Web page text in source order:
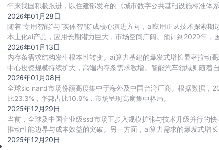
年来我国积极跟进，以住建部发布的《城市数字公共基础设施标准体
（bim）、地理信息系统（gis）、城市白模、
2026年01月28日
随着“专用智能”与“实体智能”成核心演进方向，ai应用正从技术探索
本土化ai产品，应用长期潜力巨大，市场空间广阔。预计到2029年，
2026年01月13日
内存条需求结构发生根本性转变。ai算力基建的爆发式增长显著拉动
中心投资规模持续扩大，高端内存条需求激增。智能汽车领域则随
游戏本、工作站等场景加速渗
2026年01月08日
全球slc nand市场份额高度集中于海外及中国台湾厂商。根据数据
比23.3%，华邦占比10.9%，市场呈现高度集中格局。
2025年12月29日
当前，全球及中国企业级ssd市场正步入规模扩张与技术升级并行的
推动性能边界与成本效益的突破。另一方面，ai算力需求的爆发式增
与cxl高速互联协议
2025年12月20日